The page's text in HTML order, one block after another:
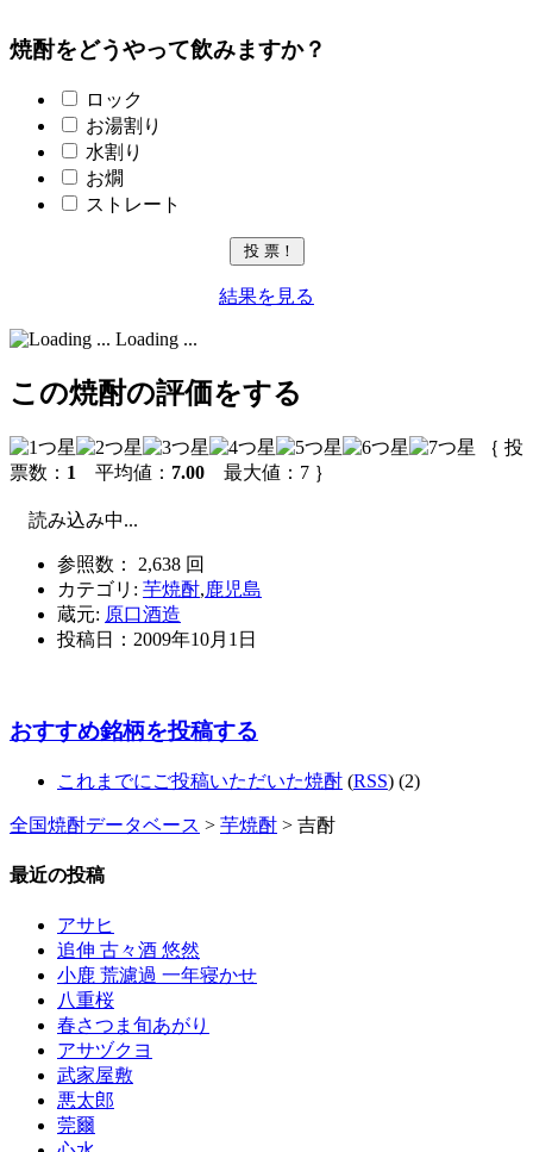
焼酎をどうやって飲みますか？
ロック
お湯割り
水割り
お燗
ストレート
結果を見る
Loading ...
この焼酎の評価をする
｛ 投
票数： 1 平均値： 7.00 最大値：7 ｝
読み込み中...
参照数： 2,638 回
カテゴリ: 芋焼酎,鹿児島
蔵元: 原口酒造
投稿日： 2009年10月1日
おすすめ銘柄を投稿する
これまでにご投稿いただいた焼酎 (RSS) (2)
全国焼酎データベース > 芋焼酎 > 吉酎
最近の投稿
アサヒ
追伸 古々酒 悠然
小鹿 荒濾過 一年寝かせ
八重桜
春さつま旬あがり
アサヅクヨ
武家屋敷
悪太郎
莞爾